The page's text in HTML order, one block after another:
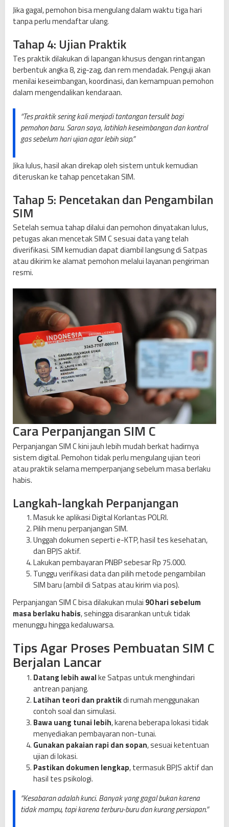
Jika gagal, pemohon bisa mengulang dalam waktu tiga hari
tanpa perlu mendaftar ulang.
Tahap 4: Ujian Praktik
Tes praktik dilakukan di lapangan khusus dengan rintangan
berbentuk angka 8, zig-zag, dan rem mendadak. Penguji akan
menilai keseimbangan, koordinasi, dan kemampuan pemohon
dalam mengendalikan kendaraan.
“Tes praktik sering kali menjadi tantangan tersulit bagi
pemohon baru. Saran saya, latihlah keseimbangan dan kontrol
gas sebelum hari ujian agar lebih siap.”
Jika lulus, hasil akan direkap oleh sistem untuk kemudian
diteruskan ke tahap pencetakan SIM.
Tahap 5: Pencetakan dan Pengambilan
SIM
Setelah semua tahap dilalui dan pemohon dinyatakan lulus,
petugas akan mencetak SIM C sesuai data yang telah
diverifikasi. SIM kemudian dapat diambil langsung di Satpas
atau dikirim ke alamat pemohon melalui layanan pengiriman
resmi.
Cara Perpanjangan SIM C
Perpanjangan SIM C kini jauh lebih mudah berkat hadirnya
sistem digital. Pemohon tidak perlu mengulang ujian teori
atau praktik selama memperpanjang sebelum masa berlaku
habis.
Langkah-langkah Perpanjangan
Masuk ke aplikasi Digital Korlantas POLRI.
Pilih menu perpanjangan SIM.
Unggah dokumen seperti e-KTP, hasil tes kesehatan,
dan BPJS aktif.
Lakukan pembayaran PNBP sebesar Rp 75.000.
Tunggu verifikasi data dan pilih metode pengambilan
SIM baru (ambil di Satpas atau kirim via pos).
Perpanjangan SIM C bisa dilakukan mulai 90 hari sebelum
masa berlaku habis, sehingga disarankan untuk tidak
menunggu hingga kedaluwarsa.
Tips Agar Proses Pembuatan SIM C
Berjalan Lancar
Datang lebih awalke Satpas untuk menghindari
antrean panjang.
Latihan teori dan praktikdi rumah menggunakan
contoh soal dan simulasi.
Bawa uang tunai lebih, karena beberapa lokasi tidak
menyediakan pembayaran non-tunai.
Gunakan pakaian rapi dan sopan, sesuai ketentuan
ujian di lokasi.
Pastikan dokumen lengkap, termasuk BPJS aktif dan
hasil tes psikologi.
“Kesabaran adalah kunci. Banyak yang gagal bukan karena
tidak mampu, tapi karena terburu-buru dan kurang persiapan.”